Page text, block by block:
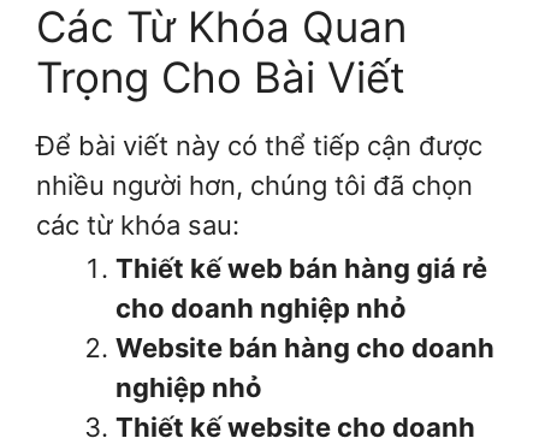
Các Từ Khóa Quan
Trọng Cho Bài Viết
Để bài viết này có thể tiếp cận được
nhiều người hơn, chúng tôi đã chọn
các từ khóa sau:
Thiết kế web bán hàng giá rẻ
cho doanh nghiệp nhỏ
Website bán hàng cho doanh
nghiệp nhỏ
Thiết kế website cho doanh